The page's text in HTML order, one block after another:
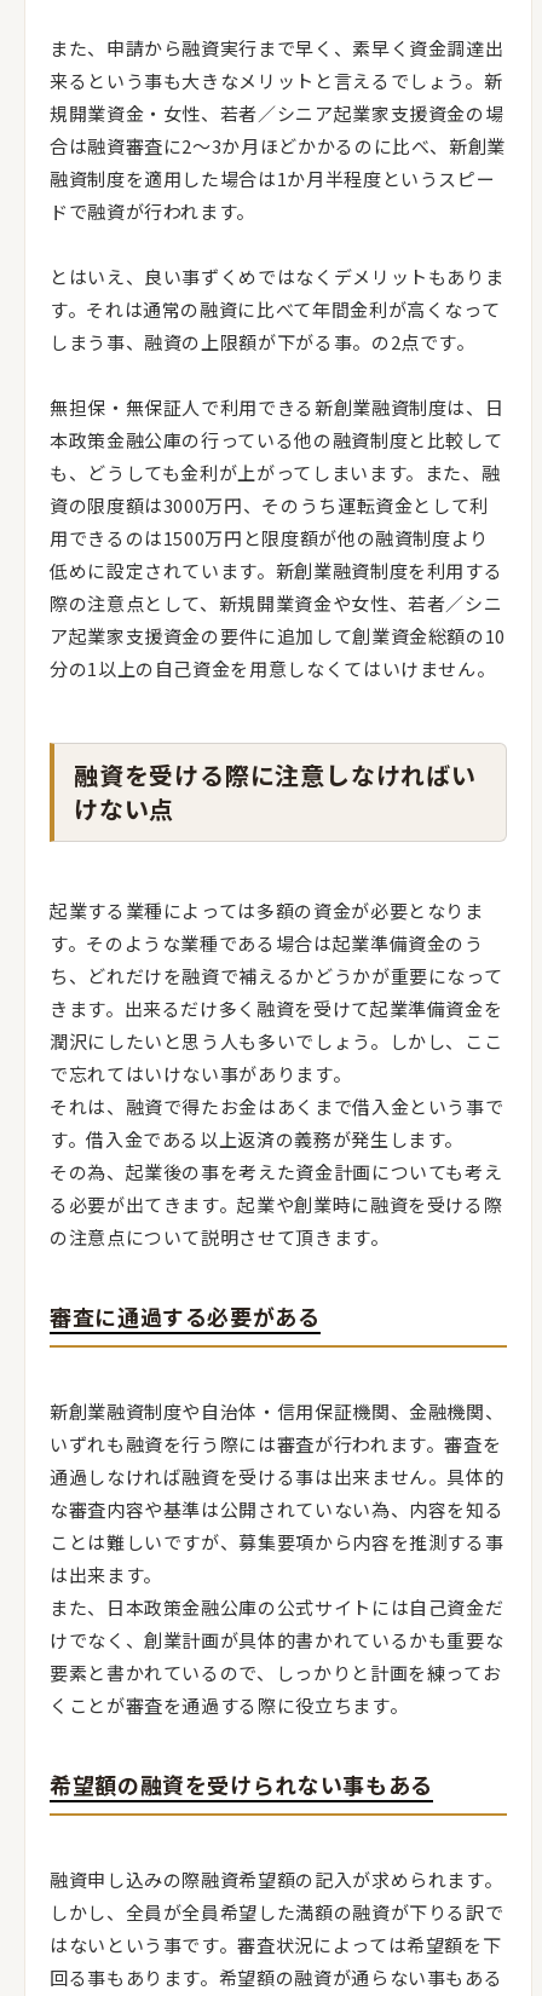
また、申請から融資実行まで早く、素早く資金調達出
来るという事も大きなメリットと言えるでしょう。新
規開業資金・女性、若者／シニア起業家支援資金の場
合は融資審査に2～3か月ほどかかるのに比べ、新創業
融資制度を適用した場合は1か月半程度というスピー
ドで融資が行われます。
とはいえ、良い事ずくめではなくデメリットもありま
す。それは通常の融資に比べて年間金利が高くなって
しまう事、融資の上限額が下がる事。の2点です。
無担保・無保証人で利用できる新創業融資制度は、日
本政策金融公庫の行っている他の融資制度と比較して
も、どうしても金利が上がってしまいます。また、融
資の限度額は3000万円、そのうち運転資金として利
用できるのは1500万円と限度額が他の融資制度より
低めに設定されています。新創業融資制度を利用する
際の注意点として、新規開業資金や女性、若者／シニ
ア起業家支援資金の要件に追加して創業資金総額の10
分の1以上の自己資金を用意しなくてはいけません。
融資を受ける際に注意しなければい
けない点
起業する業種によっては多額の資金が必要となりま
す。そのような業種である場合は起業準備資金のう
ち、どれだけを融資で補えるかどうかが重要になって
きます。出来るだけ多く融資を受けて起業準備資金を
潤沢にしたいと思う人も多いでしょう。しかし、ここ
で忘れてはいけない事があります。
それは、融資で得たお金はあくまで借入金という事で
す。借入金である以上返済の義務が発生します。
その為、起業後の事を考えた資金計画についても考え
る必要が出てきます。起業や創業時に融資を受ける際
の注意点について説明させて頂きます。
審査に通過する必要がある
新創業融資制度や自治体・信用保証機関、金融機関、
いずれも融資を行う際には審査が行われます。審査を
通過しなければ融資を受ける事は出来ません。具体的
な審査内容や基準は公開されていない為、内容を知る
ことは難しいですが、募集要項から内容を推測する事
は出来ます。
また、日本政策金融公庫の公式サイトには自己資金だ
けでなく、創業計画が具体的書かれているかも重要な
要素と書かれているので、しっかりと計画を練ってお
くことが審査を通過する際に役立ちます。
希望額の融資を受けられない事もある
融資申し込みの際融資希望額の記入が求められます。
しかし、全員が全員希望した満額の融資が下りる訳で
はないという事です。審査状況によっては希望額を下
回る事もあります。希望額の融資が通らない事もある